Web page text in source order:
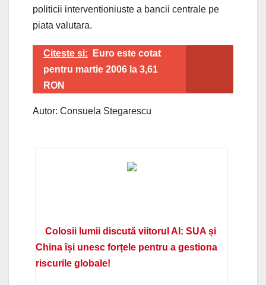
politicii interventioniuste a bancii centrale pe
piata valutara.
Citeste si:
Euro este cotat
pentru martie 2006 la 3,61
RON
Autor: Consuela Stegarescu
Colosii lumii discută viitorul AI: SUA și
China își unesc forțele pentru a gestiona
riscurile globale!